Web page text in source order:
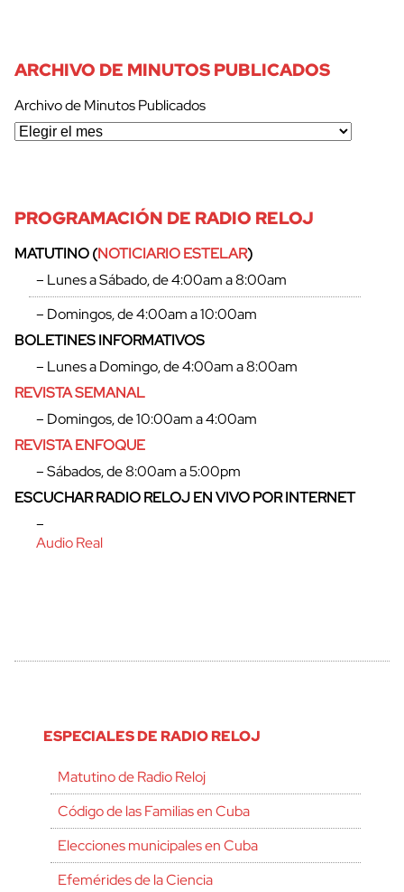
cerrar
ARCHIVO DE MINUTOS PUBLICADOS
Archivo de Minutos Publicados
PROGRAMACIÓN DE RADIO RELOJ
MATUTINO (NOTICIARIO ESTELAR)
– Lunes a Sábado, de 4:00am a 8:00am
– Domingos, de 4:00am a 10:00am
BOLETINES INFORMATIVOS
– Lunes a Domingo, de 4:00am a 8:00am
REVISTA SEMANAL
– Domingos, de 10:00am a 4:00am
REVISTA ENFOQUE
– Sábados, de 8:00am a 5:00pm
ESCUCHAR RADIO RELOJ EN VIVO POR INTERNET
–
Audio Real
ESPECIALES DE RADIO RELOJ
Matutino de Radio Reloj
Código de las Familias en Cuba
Elecciones municipales en Cuba
Efemérides de la Ciencia